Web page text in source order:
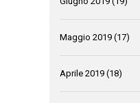
Maggio 2019 (17)
Aprile 2019 (18)